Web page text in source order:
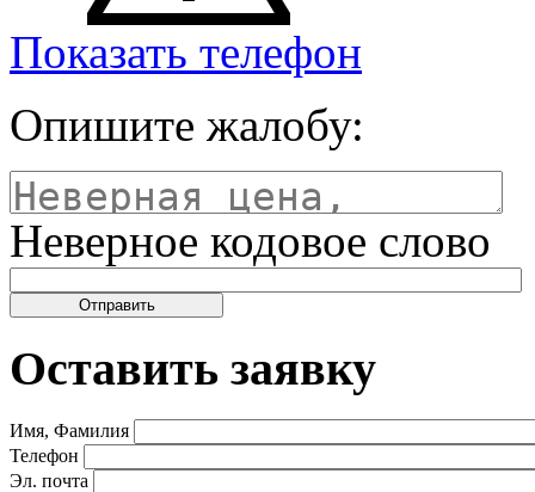
Показать телефон
Опишите жалобу:
Неверное кодовое слово
Оставить заявку
Имя, Фамилия
Телефон
Эл. почта